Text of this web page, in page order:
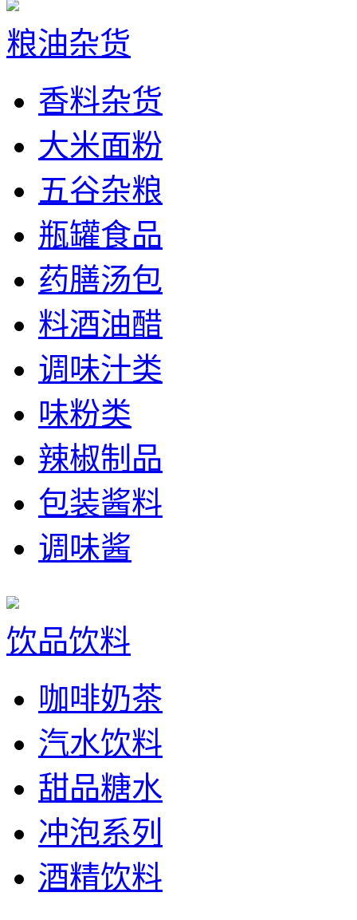
粮油杂货
香料杂货
大米面粉
五谷杂粮
瓶罐食品
药膳汤包
料酒油醋
调味汁类
味粉类
辣椒制品
包装酱料
调味酱
饮品饮料
咖啡奶茶
汽水饮料
甜品糖水
冲泡系列
酒精饮料